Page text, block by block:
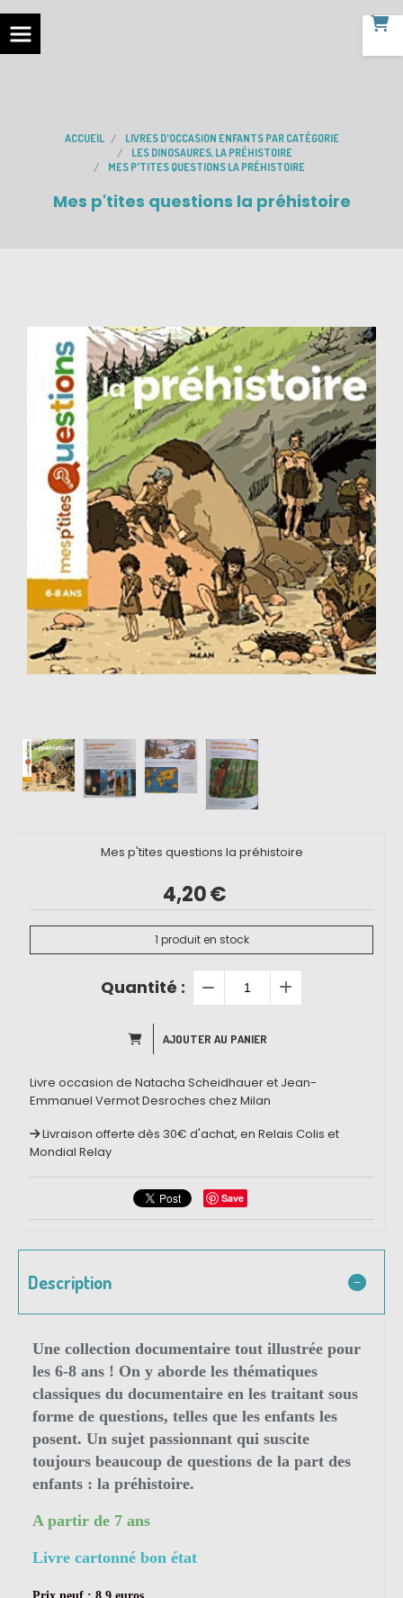
ACCUEIL
LIVRES D'OCCASION ENFANTS PAR CATÉGORIE
LES DINOSAURES, LA PRÉHISTOIRE
MES P'TITES QUESTIONS LA PRÉHISTOIRE
Mes p'tites questions la préhistoire
Mes p'tites questions la préhistoire
4,20€
1 produit en stock
Quantité :
AJOUTER AU PANIER
Livre occasion de Natacha Scheidhauer et Jean-
Emmanuel Vermot Desroches chez Milan
Livraison offerte dès 30€ d'achat, en Relais Colis et
Mondial Relay
Save
Description
Une collection documentaire tout illustrée pour
les 6-8 ans ! On y aborde les thématiques
classiques du documentaire en les traitant sous
forme de questions, telles que les enfants les
posent. Un sujet passionnant qui suscite
toujours beaucoup de questions de la part des
enfants : la préhistoire.
A partir de 7 ans
Livre cartonné bon état